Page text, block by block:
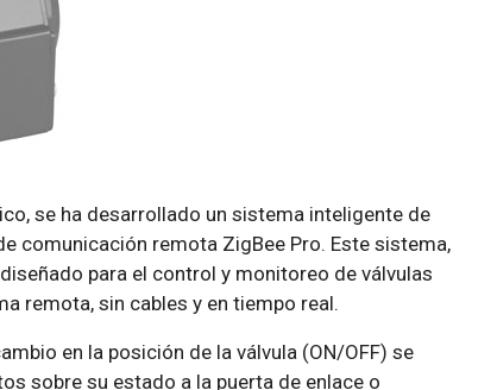
se ha desarrollado un sistema inteligente de
comunicación remota ZigBee Pro. Este sistema,
para el control y monitoreo de válvulas
remota, sin cables y en tiempo real.
en la posición de la válvula (ON/OFF) se
sobre su estado a la puerta de enlace o